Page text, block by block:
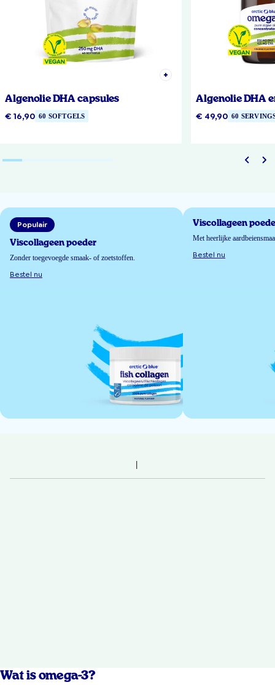
Algenolie DHA capsules
€ 16,90 60 SOFTGELS
Algenolie DHA
€ 49,90 60
Populair
Viscollageen poeder
Zonder toegevoegde smaak- of zoetstoffen.
Bestel nu
Viscollageen
Met heerlijke
Bestel nu
Wat is omega-3?